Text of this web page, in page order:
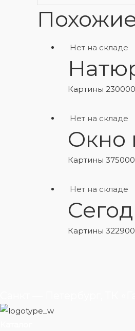
Нет на складе
Картины 230000
Нет на складе
Окно
Картины 375000
Нет на складе
Картины 322900